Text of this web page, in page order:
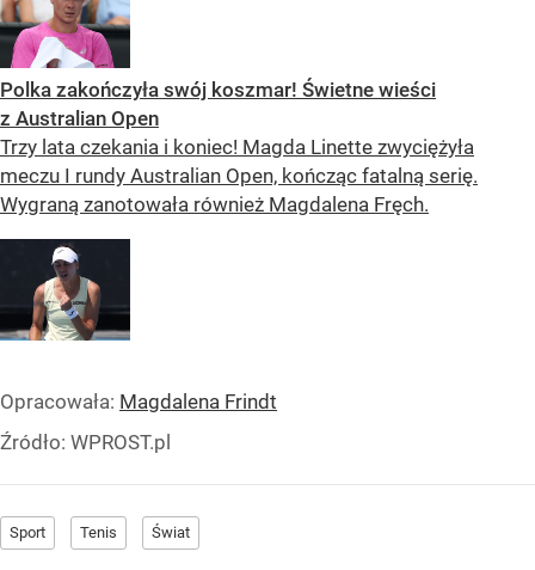
Polka zakończyła swój koszmar! Świetne wieści
z Australian Open
Trzy lata czekania i koniec! Magda Linette zwyciężyła
meczu I rundy Australian Open, kończąc fatalną serię.
Wygraną zanotowała również Magdalena Fręch.
Opracowała: Magdalena Frindt
Źródło: WPROST.pl
Sport Tenis Świat